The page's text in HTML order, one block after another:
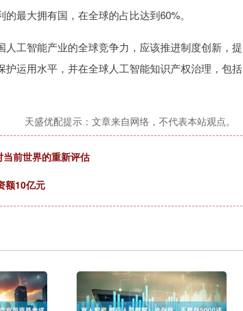
大拥有国，在全球的占比达到60%。
工智能产业的全球竞争力，应该推进制度创新，提
运用水平，并在全球人工智能知识产权治理，包括
天盛优配提示：文章来自网络，不代表本站观点。
前世界的重新评估
额10亿元